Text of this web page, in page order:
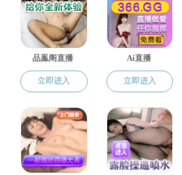
中国语言文学学术硕士导师
法律硕士导师
音乐专业硕士导师
新闻与传播专业硕士导师